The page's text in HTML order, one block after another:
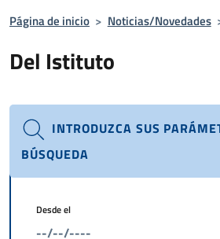
Página de inicio > Noticias/Novedades
Del Istituto
INTRODUZCA SUS
BÚSQUEDA
Desde el